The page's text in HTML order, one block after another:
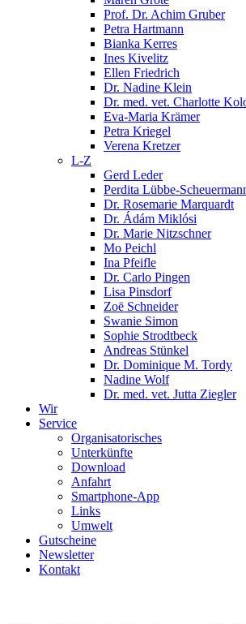
Prof. Dr. Achim Gruber
Petra Hartmann
Bianka Kerres
Ines Kivelitz
Ellen Friedrich
Dr. Nadine Klein
Dr. med. vet. Charlotte
Eva-Maria Krämer
Petra Kriegel
Verena Kretzer
L-Z
Gerd Leder
Perdita Lübbe-
Dr. Rosemarie Marquardt
Dr. Ádám Miklósi
Dr. Marie Nitzschner
Mo Peichl
Ina Pfeifle
Dr. Carlo Pingen
Lisa Pinsdorf
Zoë Schneider
Swanie Simon
Sophie Strodtbeck
Andreas Stünkel
Dr. Dominique M. Tordy
Nadine Wolf
Dr. med. vet. Jutta Ziegler
Wir
Service
Organisatorisches
Unterkünfte
Download
Anfahrt
Smartphone-App
Links
Umwelt
Gutscheine
Newsletter
Kontakt